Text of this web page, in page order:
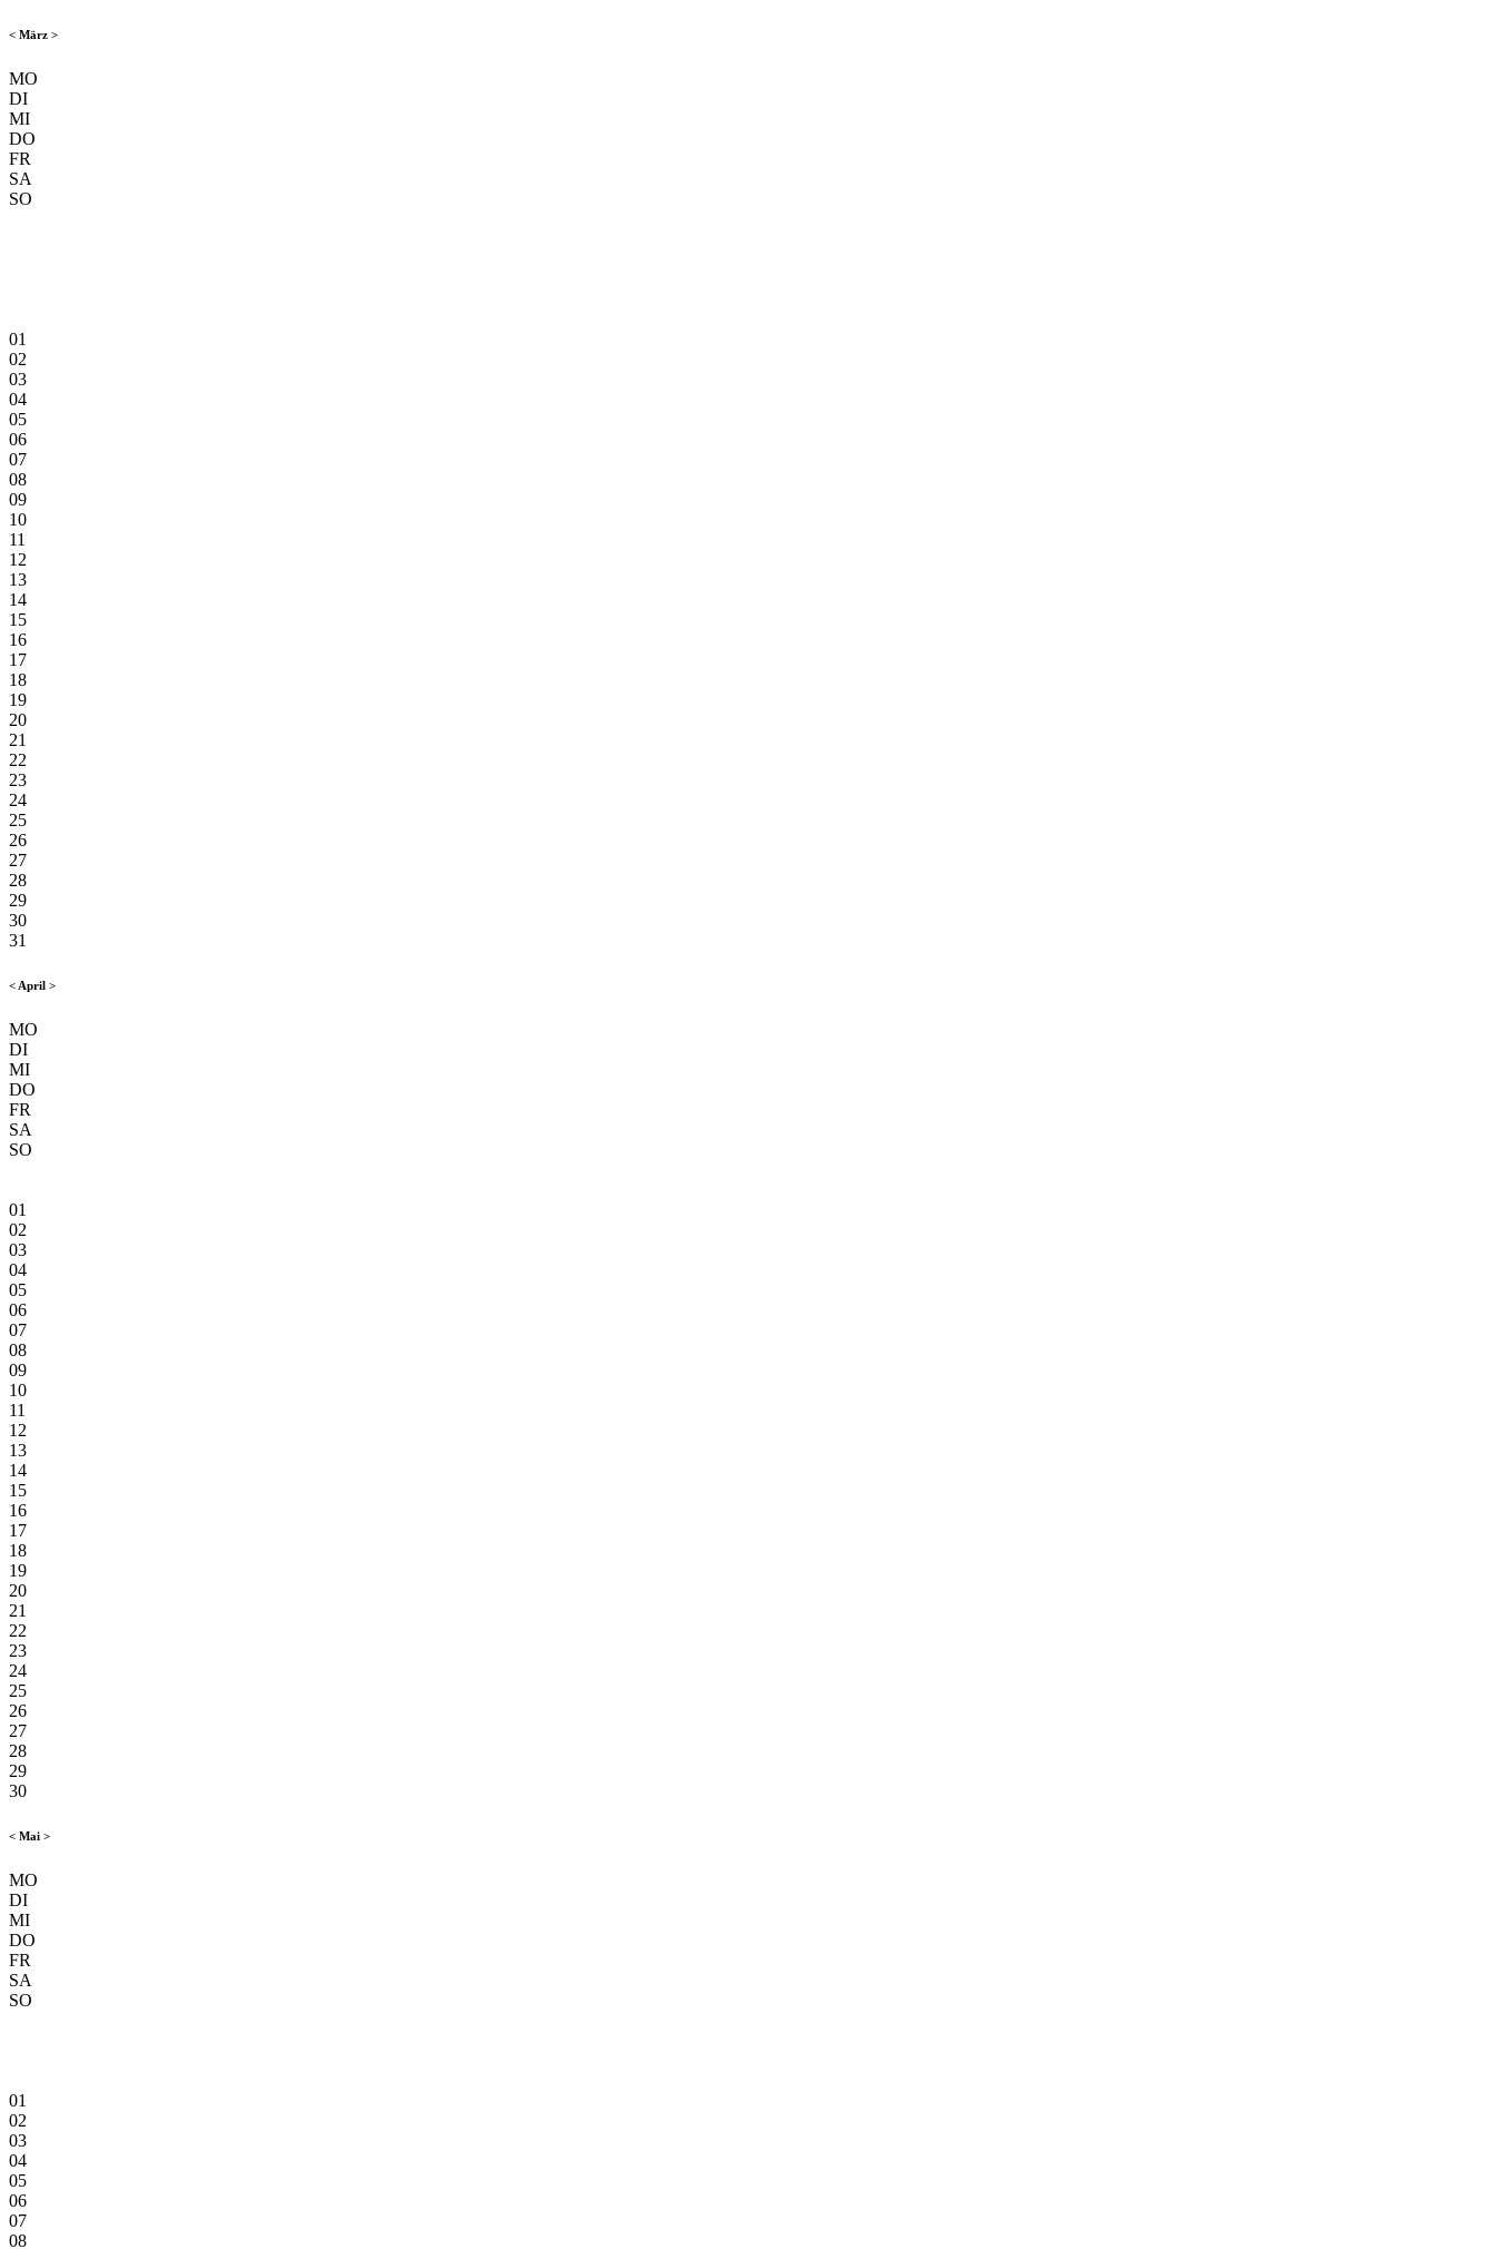
< März >
MO
DI
MI
DO
FR
SA
SO
01
02
03
04
05
06
07
08
09
10
11
12
13
14
15
16
17
18
19
20
21
22
23
24
25
26
27
28
29
30
31
< April >
MO
DI
MI
DO
FR
SA
SO
01
02
03
04
05
06
07
08
09
10
11
12
13
14
15
16
17
18
19
20
21
22
23
24
25
26
27
28
29
30
< Mai >
MO
DI
MI
DO
FR
SA
SO
01
02
03
04
05
06
07
08